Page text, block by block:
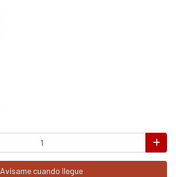
Avísame cuando llegue